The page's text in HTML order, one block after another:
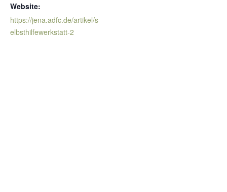
Website:
https://jena.adfc.de/artikel/s
elbsthilfewerkstatt-2